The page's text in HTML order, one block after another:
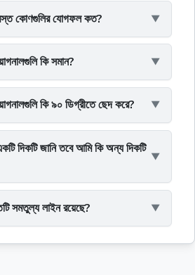
কোণগুলির যোগফল কত?
কি সমান?
কি ৯০ ডিগ্রীতে ছেদ করে?
দিকটি জানি তবে আমি কি অন্য দিকটি
সমতুল্য লাইন রয়েছে?